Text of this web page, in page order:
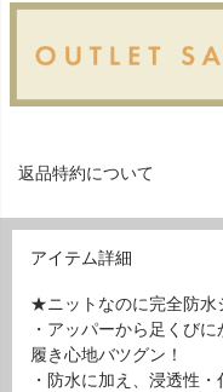
返品特約について
アイテム詳細
★ニットなのに完全防
・アッパーから足くび
履き心地バツグン！
・防水に加え、浸透性